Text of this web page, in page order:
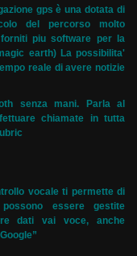
gps è una dotata di
del percorso molto
piu software per la
earth) La possibilita'
reale di avere notizie
senza mani. Parla al
chiamate in tutta
vocale ti permette di
essere gestite
dati vai voce, anche